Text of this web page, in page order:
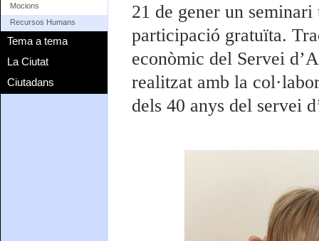
Mocions
Recursos Humans
Tema a tema
La Ciutat
Ciutadans
21 de gener un
participació gratuïta.
econòmic del Servei
realitzat amb la
dels 40 anys del servei